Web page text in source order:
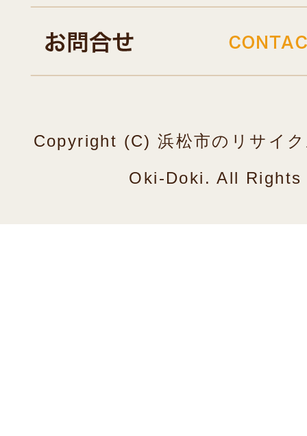
Copyright (C) 浜松市のリサイ
Oki-Doki. All Rights